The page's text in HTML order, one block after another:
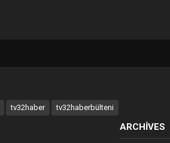
tv32haber tv32haberbülteni
ARCHIVES